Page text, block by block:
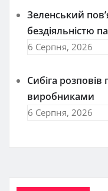
Зеленський
бездіяльністю
6 Серпня, 2026
Сибіга
виробниками
6 Серпня, 2026